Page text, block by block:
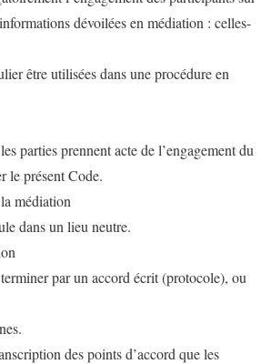
dévoilées en médiation : celles-
être utilisées dans une procédure en
parties prennent acte de l’engagement du
le présent Code.
médiation
dans un lieu neutre.
par un accord écrit (protocole), ou
des points d’accord que les